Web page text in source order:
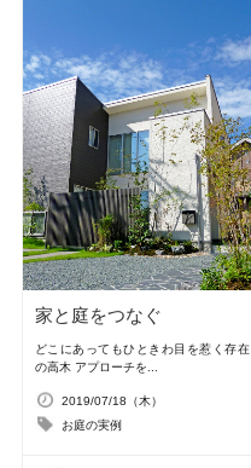
家と庭をつなぐ
どこにあってもひときわ目を惹く存在
の高木 アプローチを...
2019/07/18（木）
お庭の実例